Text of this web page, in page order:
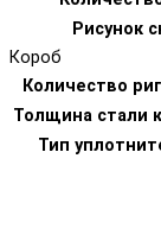
Рисунок
Короб
Количество
Толщина стали
Тип